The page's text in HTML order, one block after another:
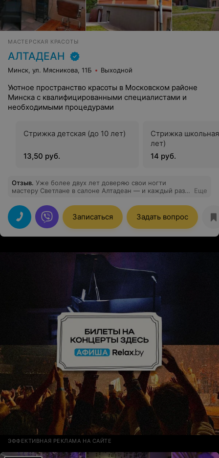
МАСТЕРСКАЯ КРАСОТЫ
АЛТАДЕАН
Минск, ул. Мясникова, 11Б Выходной
Уютное пространство красоты в Московском районе
Минска с квалифицированными специалистами и
необходимыми процедурами
Стрижка детская (до 10 лет)
13,50 руб.
Стрижка
лет)
14 руб.
Отзыв. Уже более двух лет доверяю свои ногти
мастеру Светлане в салоне Алтадеан — и каждый раз
стойко и невероятно красиво ✨ Светлана —
настоящий профессионал, с золотыми руками и
вниманием к деталям Рекомендую от всей души! На
этот раз выбрала долговременное покрытие, и
результат превзошёл ожидания: аккуратно, стойко и
профессионал, с золотыми руками и вниманием к
деталям Рекомендую от всей души!
Еще
Записаться Задать вопрос
ЭФФЕКТИВНАЯ РЕКЛАМА НА САЙТЕ